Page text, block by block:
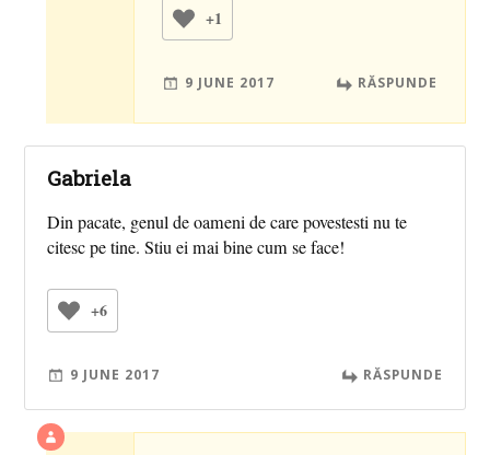
+1
9 JUNE 2017 RĂSPUNDE
Gabriela
Din pacate, genul de oameni de care povestesti nu te
citesc pe tine. Stiu ei mai bine cum se face!
+6
9 JUNE 2017 RĂSPUNDE